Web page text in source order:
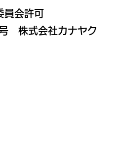
員会許可
株式会社カナヤク